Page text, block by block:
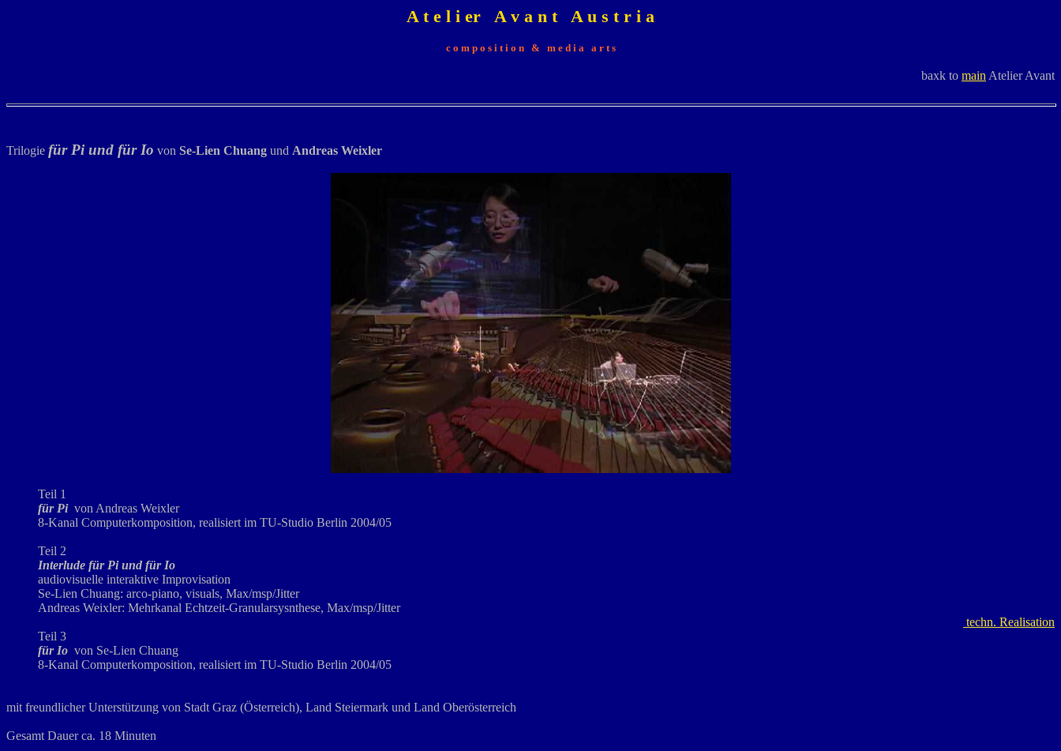
A t e l i er A v a n t A u s t r i a
c o m p o s i t i o n & m e d i a a r t s
baxk to mainAtelier Avant
Trilogie für Pi und für Io von Se-Lien Chuang und Andreas Weixler
Teil 1
für Pi von Andreas Weixler
8-Kanal Computerkomposition, realisiert im TU-Studio Berlin 2004/05
Teil 2
Interlude für Pi und für Io
audiovisuelle interaktive Improvisation
Se-Lien Chuang: arco-piano, visuals, Max/msp/Jitter
Andreas Weixler: Mehrkanal Echtzeit-Granularsysnthese, Max/msp/Jitter
techn. Realisation
Teil 3
für Io von Se-Lien Chuang
8-Kanal Computerkomposition, realisiert im TU-Studio Berlin 2004/05
mit freundlicher Unterstützung von Stadt Graz (Österreich), Land Steiermark und Land Oberösterreich
Gesamt Dauer ca. 18 Minuten